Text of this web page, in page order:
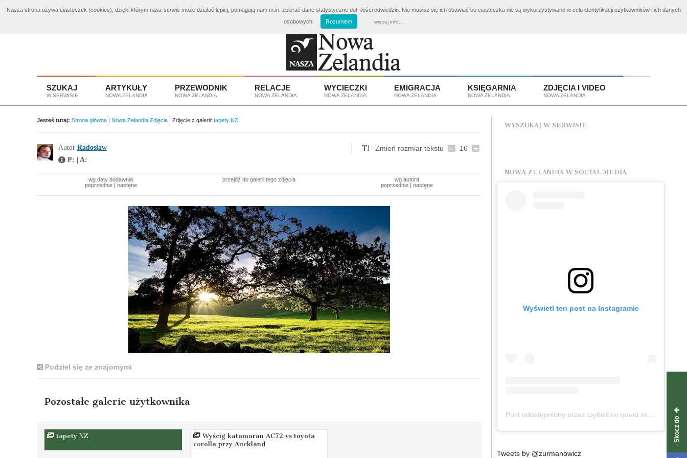
Bilety Nowa Zelandiaod 3960 zł Wycieczki Nowa Zelandiaod 3810 zł Emigracja i Praca w Nowej ZelandiiAplikuj o wizę!
SZUKAJ
W SERWISIE
ARTYKUŁY
NOWA ZELANDIA
PRZEWODNIK
NOWA ZELANDIA
RELACJE
NOWA ZELANDIA
WYCIECZKI
NOWA ZELANDIA
EMIGRACJA
NOWA ZELANDIA
KSIĘGARNIA
NOWA ZELANDIA
ZDJĘCIA I VIDEO
NOWA ZELANDIA
Skocz do
Jesteś tutaj: Strona główna | Nowa Zelandia Zdjęcia | Zdjęcie z galerii: tapety NZ
Autor Radosław
P: | A:
Zmień rozmiar tekstu - 16 +
wg daty dodawnia
poprzednie| nastęne
przejdź do galerii tego zdjęcia
wg autora
poprzednie |nastęne
Podziel się ze znajomymi
Pozostałe galerie użytkownika
tapety NZ
Wyścig katamaran AC72 vs toyota
corolla przy Auckland
WYSZUKAJ W SERWISIE
NOWA ZELANDIA W SOCIAL MEDIA
Wyświetl ten post na Instagramie
Post udostępniony przez ωу¢ιє¢zкι ησωα zєℓαη∂ια (@wycieczkinowazelandia)
Tweets by @zurmanowicz
Nasza strona używa ciasteczek (cookies), dzięki którym nasz serwis może działać lepiej, pomagają nam m.in. zbierać dane statystyczne dot. ilości odwiedzin. Nie musisz się ich obawiać bo ciasteczka nie są wykorzystywane w celu identyfikacji użytkowników i ich danych
osobowych.
Rozumiem więcej info...